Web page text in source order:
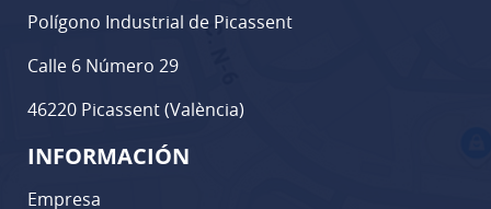
Polígono Industrial de Picassent
Calle 6 Número 29
46220 Picassent (València)
INFORMACIÓN
Empresa